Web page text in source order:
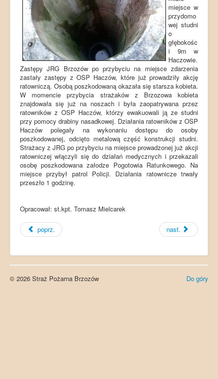
miejsce w
przydomo
wej studni
o
głębokośc
i 9m w
Haczowie.
Zastępy JRG Brzozów po przybyciu na miejsce zdarzenia
zastały zastępy z OSP Haczów, które już prowadziły akcję
ratowniczą. Osobą poszkodowaną okazała się starsza kobieta.
W momencie przybycia strażaków z Brzozowa kobieta
znajdowała się już na noszach i była zaopatrywana przez
ratowników z OSP Haczów, którzy ewakuowali ją ze studni
przy pomocy drabiny nasadkowej. Działania ratowników z OSP
Haczów polegały na wykonaniu dostępu do osoby
poszkodowanej, odcięto metalową część konstrukcji studni.
Strażacy z JRG po przybyciu na miejsce prowadzonej już akcji
ratowniczej włączyli się do działań medycznych i przekazali
osobę poszkodowana załodze Pogotowia Ratunkowego. Na
miejsce przybył patrol Policji. Działania ratownicze trwały
przeszło 1 godzinę.
Opracował: st.kpt. Tomasz Mielcarek
poprz. nast.
Do góry
© 2026 Straż Pożarna Brzozów